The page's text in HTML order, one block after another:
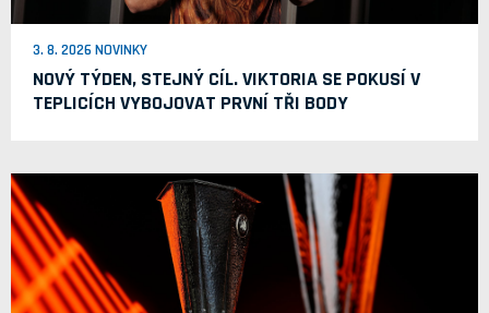
3. 8. 2026 NOVINKY
NOVÝ TÝDEN, STEJNÝ CÍL. VIKTORIA SE POKUSÍ V
TEPLICÍCH VYBOJOVAT PRVNÍ TŘI BODY